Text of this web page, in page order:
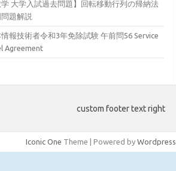
学 大学入試過去問題】回転移動行列の帰納法
題解説
報技術者令和3年免除試験 午前問56 Service
Agreement
custom footer text right
Iconic One Theme | Powered by Wordpress